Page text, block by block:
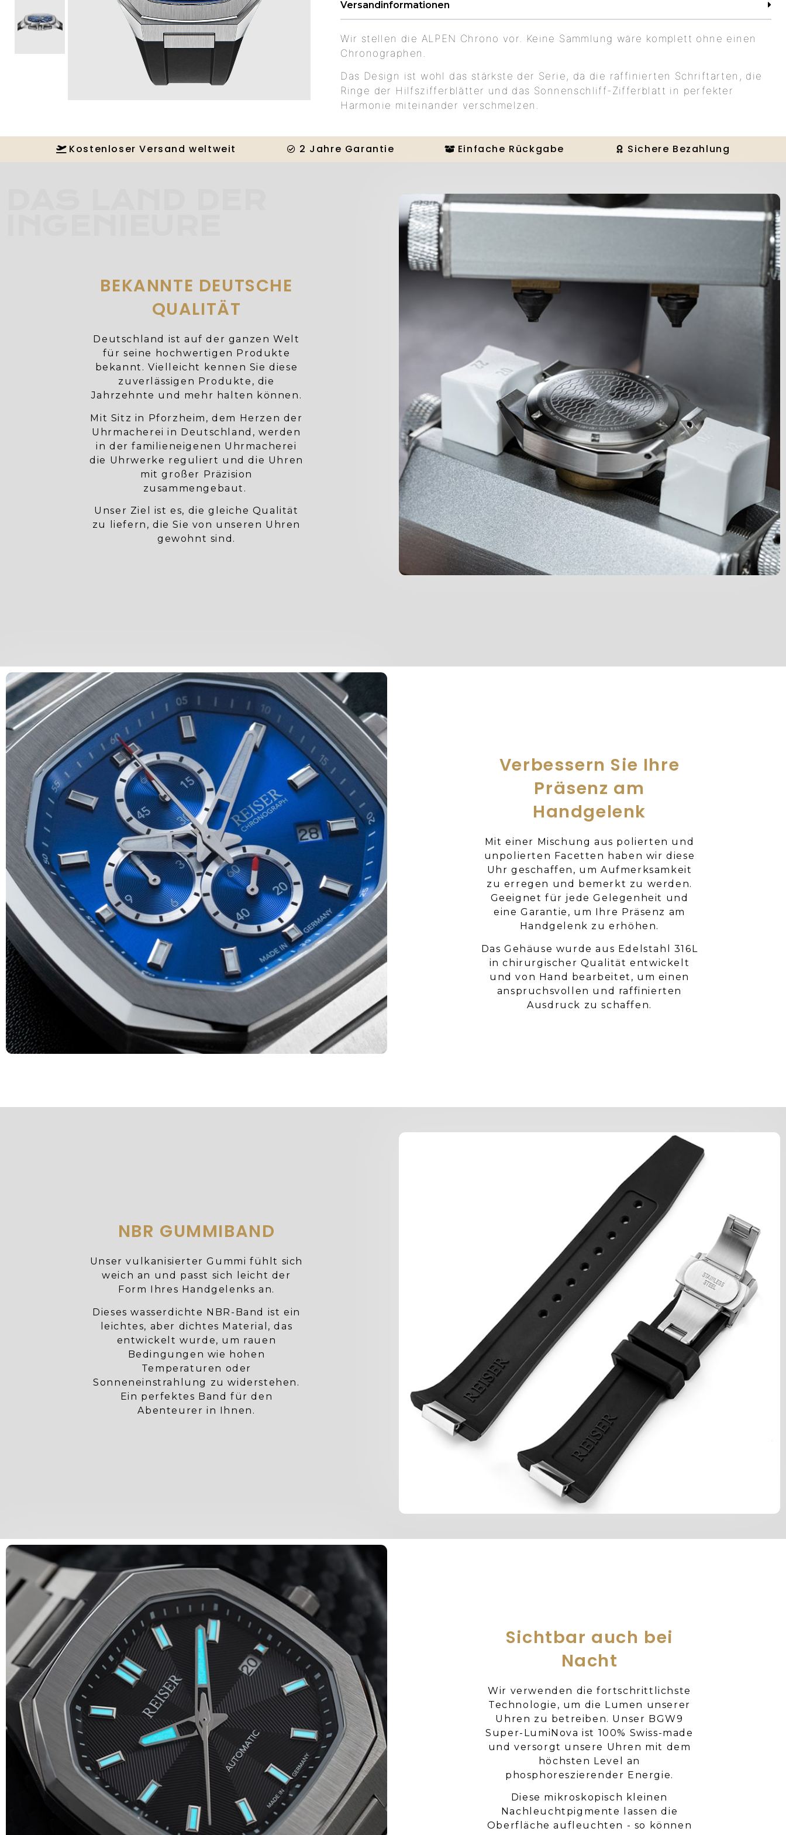
Versandinformationen
Wir stellen die ALPEN Chrono vor. Keine Sammlung wäre komplett ohne einen
Chronographen.
Das Design ist wohl das stärkste der Serie, da die raffinierten Schriftarten, die
Ringe der Hilfszifferblätter und das Sonnenschliff-Zifferblatt in perfekter
Harmonie miteinander verschmelzen.
Kostenloser Versand weltweit 2 Jahre Garantie Einfache Rückgabe Sichere Bezahlung
BEKANNTE DEUTSCHE
QUALITÄT
Deutschland ist auf der ganzen Welt
für seine hochwertigen Produkte
bekannt. Vielleicht kennen Sie diese
zuverlässigen Produkte, die
Jahrzehnte und mehr halten können.
Mit Sitz in Pforzheim, dem Herzen der
Uhrmacherei in Deutschland, werden
in der familieneigenen Uhrmacherei
die Uhrwerke reguliert und die Uhren
mit großer Präzision
zusammengebaut.
Unser Ziel ist es, die gleiche Qualität
zu liefern, die Sie von unseren Uhren
gewohnt sind.
Verbessern Sie Ihre
Präsenz am
Handgelenk
Mit einer Mischung aus polierten und
unpolierten Facetten haben wir diese
Uhr geschaffen, um Aufmerksamkeit
zu erregen und bemerkt zu werden.
Geeignet für jede Gelegenheit und
eine Garantie, um Ihre Präsenz am
Handgelenk zu erhöhen.
Das Gehäuse wurde aus Edelstahl 316L
in chirurgischer Qualität entwickelt
und von Hand bearbeitet, um einen
anspruchsvollen und raffinierten
Ausdruck zu schaffen.
NBR GUMMIBAND
Unser vulkanisierter Gummi fühlt sich
weich an und passt sich leicht der
Form Ihres Handgelenks an.
Dieses wasserdichte NBR-Band ist ein
leichtes, aber dichtes Material, das
entwickelt wurde, um rauen
Bedingungen wie hohen
Temperaturen oder
Sonneneinstrahlung zu widerstehen.
Ein perfektes Band für den
Abenteurer in Ihnen.
Sichtbar auch bei
Nacht
Wir verwenden die fortschrittlichste
Technologie, um die Lumen unserer
Uhren zu betreiben. Unser BGW9
Super-LumiNova ist 100% Swiss-made
und versorgt unsere Uhren mit dem
höchsten Level an
phosphoreszierender Energie.
Diese mikroskopisch kleinen
Nachleuchtpigmente lassen die
Oberfläche aufleuchten - so können